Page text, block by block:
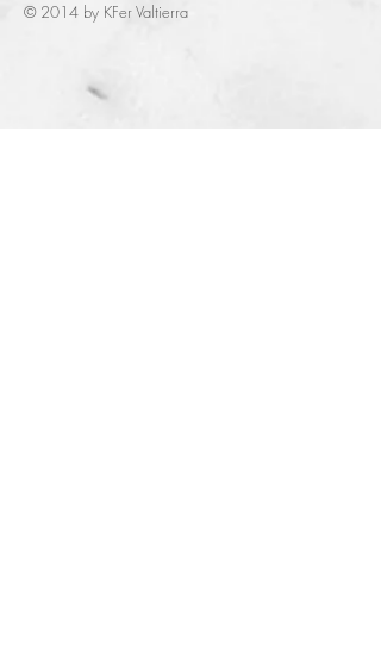
© 2014 by KFer Valtierra